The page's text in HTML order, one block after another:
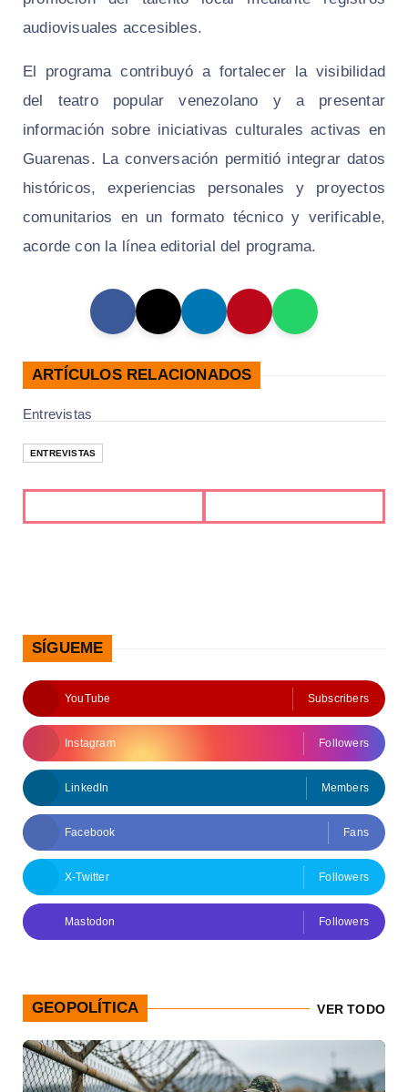
audiovisuales accesibles.
El programa contribuyó a fortalecer la visibilidad
del teatro popular venezolano y a presentar
información sobre iniciativas culturales activas en
Guarenas. La conversación permitió integrar datos
históricos, experiencias personales y proyectos
comunitarios en un formato técnico y verificable,
acorde con la línea editorial del programa.
ARTÍCULOS RELACIONADOS
Entrevistas
ENTREVISTAS
SÍGUEME
YouTube Subscribers
Instagram Followers
LinkedIn Members
Facebook Fans
X-Twitter Followers
Mastodon Followers
GEOPOLÍTICA VER TODO